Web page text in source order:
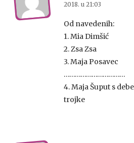
2018. u 21:03
Od navedenih:
1. Mia Dimšić
2. Zsa Zsa
3. Maja Posavec
……………………………
4. Maja Šuput s
trojke